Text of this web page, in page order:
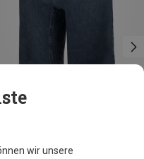
wir unsere